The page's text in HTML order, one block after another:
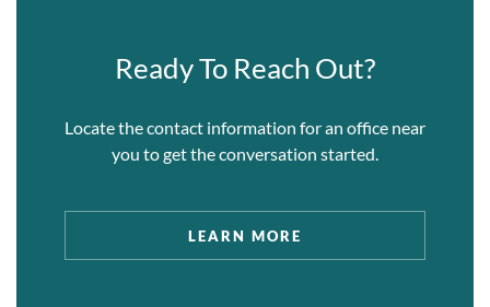
Ready To Reach Out?
Locate the contact information for an office near
you to get the conversation started.
LEARN MORE